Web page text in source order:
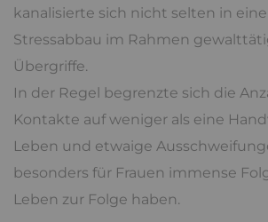
kanalisierte sich nicht selten in
Stressabbau im Rahmen
Übergriffe.
In der Regel begrenzte sich die
Kontakte auf weniger als eine
Leben und etwaige
besonders für Frauen immense
Leben zur Folge haben.